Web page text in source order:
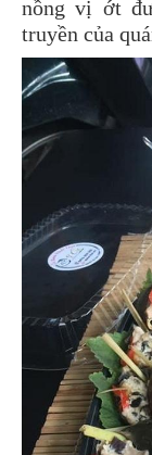
nồng vị ớt
truyền của